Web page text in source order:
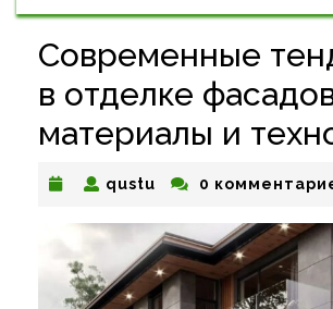
Button
Современные
в отделке
материалы и
qustu qustu0